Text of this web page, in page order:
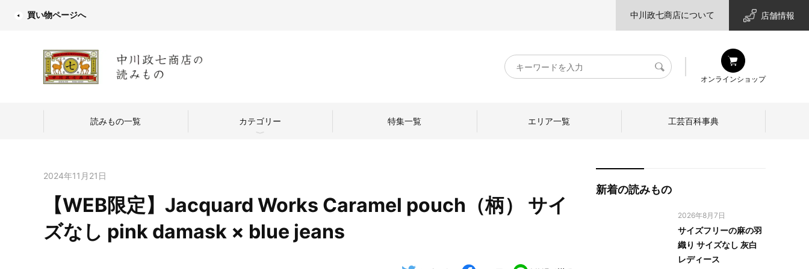
買い物ページへ 中川政七商店について 店舗情報
キ
ー
検
オンラインショップ
読みもの一覧 カテゴリー
中川政七商店のものづくり
つくり手を訪ねて
日本の暮らし
産地探訪
中川政七商店のひと
特集一覧 エリア一覧 工芸百科事典
2024年11月21日
【WEB限定】Jacquard Works Caramel pouch（柄） サイ
ズなし pink damask × blue jeans
新着の読みもの
2026年8月7日
サイズフリーの麻の羽
織り サイズなし 灰白
レディース